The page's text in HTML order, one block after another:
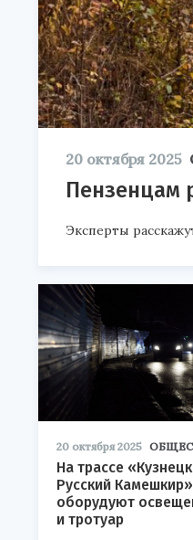
20 октября 2025
Пензенцам
Эксперты
20 октября 2025
На трассе
Русский Камешкир»
оборудуют
и тротуар